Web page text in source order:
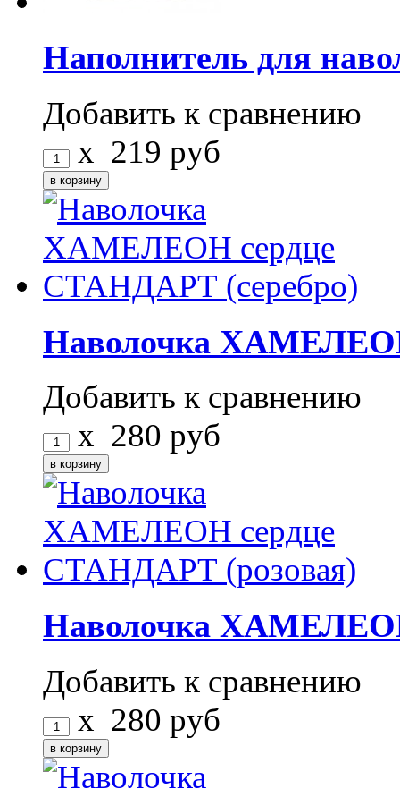
Наполнитель для
Добавить к сравнению
x 219 руб
Наволочка
Добавить к сравнению
x 280 руб
Наволочка
Добавить к сравнению
x 280 руб